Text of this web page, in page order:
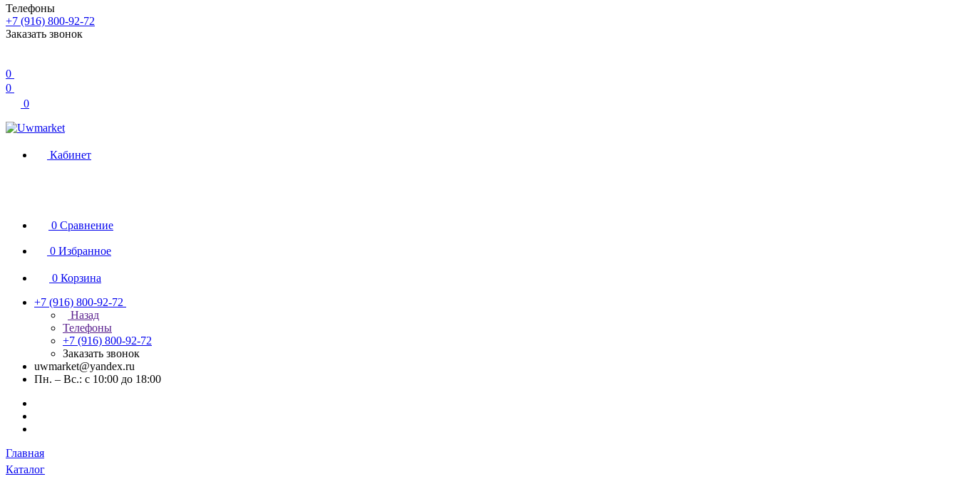
Телефоны
+7 (916) 800-92-72
Заказать звонок
0
0
0
Кабинет
0 Сравнение
0 Избранное
0 Корзина
+7 (916) 800-92-72
Назад
Телефоны
+7 (916) 800-92-72
Заказать звонок
uwmarket@yandex.ru
Пн. – Вс.: с 10:00 до 18:00
Главная
Каталог